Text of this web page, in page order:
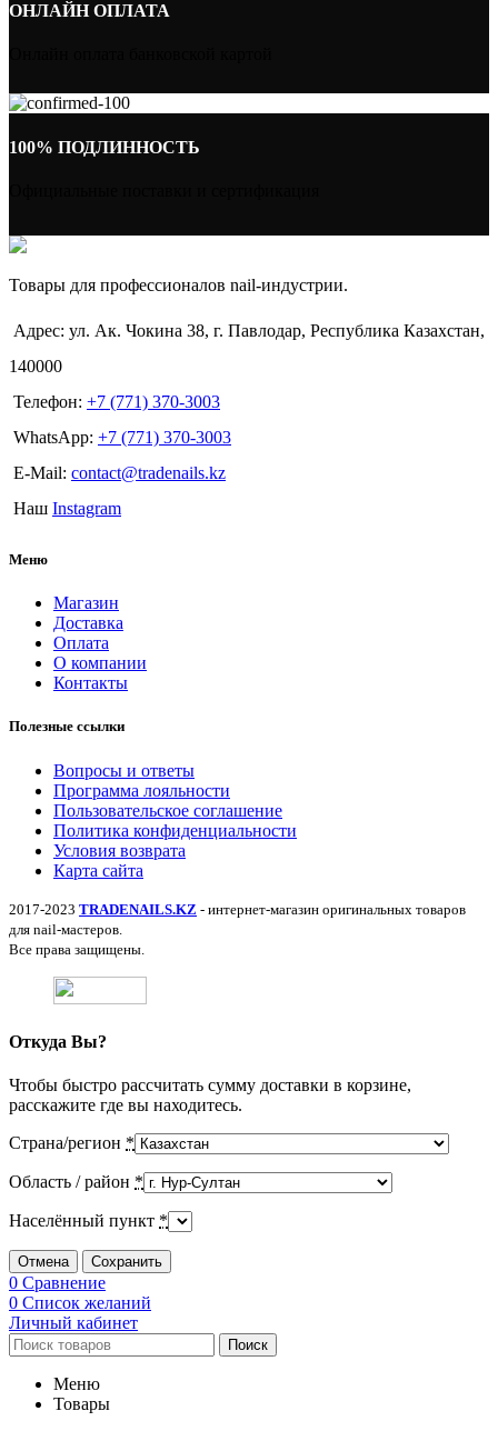
ОНЛАЙН ОПЛАТА
100% ПОДЛИННОСТЬ
Товары для профессионалов nail-индустрии.
Адрес: ул. Ак. Чокина 38, г. Павлодар, Республика Казахстан,
140000
Телефон: +7 (771) 370-3003
WhatsApp: +7 (771) 370-3003
E-Mail: contact@tradenails.kz
Наш Instagram
Меню
Магазин
Доставка
Оплата
О компании
Контакты
Полезные ссылки
Вопросы и ответы
Программа лояльности
Пользовательское соглашение
Политика конфиденциальности
Условия возврата
Карта сайта
2017-2023 TRADENAILS.KZ - интернет-магазин оригинальных товаров
для nail-мастеров.
Все права защищены.
Откуда Вы?
Чтобы быстро рассчитать сумму доставки в корзине,
расскажите где вы находитесь.
Страна/регион *
Область / район *
Населённый пункт *
Отмена Сохранить
0 Сравнение
0 Список желаний
Личный кабинет
Поиск
Меню
Товары